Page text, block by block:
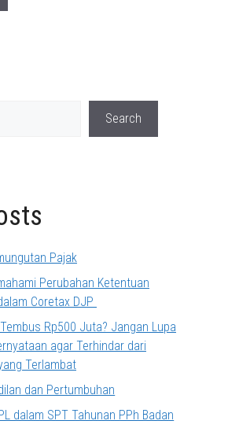
Search
Pajak
Perubahan Ketentuan
Coretax DJP
Rp500 Juta? Jangan Lupa
agar Terhindar dari
Terlambat
dan Pertumbuhan
dalam SPT Tahunan PPh Badan